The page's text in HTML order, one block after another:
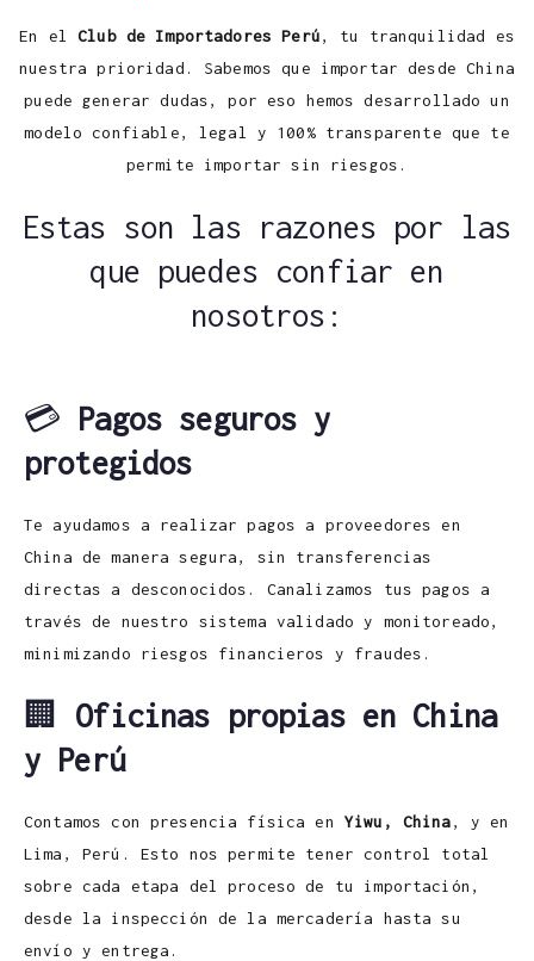
En elClub de Importadores Perú, tu tranquilidad es
nuestra prioridad. Sabemos que importar desde China
puede generar dudas, por eso hemos desarrollado un
modelo confiable, legal y 100% transparente que te
permite importar sin riesgos.
Estas son las razones por las
que puedes confiar en
nosotros:
💳 Pagos seguros y
protegidos
Te ayudamos a realizar pagos a proveedores en
China de manera segura, sin transferencias
directas a desconocidos. Canalizamos tus pagos a
través de nuestro sistema validado y monitoreado,
minimizando riesgos financieros y fraudes.
🏢 Oficinas propias en China
y Perú
Contamos con presencia física en Yiwu, China, y en
Lima, Perú. Esto nos permite tener control total
sobre cada etapa del proceso de tu importación,
desde la inspección de la mercadería hasta su
envío y entrega.